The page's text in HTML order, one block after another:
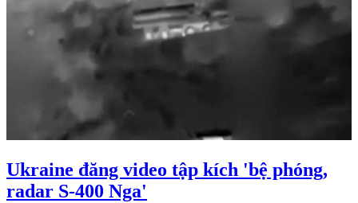
Ukraine đăng video tập kích 'bệ phóng,
radar S-400 Nga'